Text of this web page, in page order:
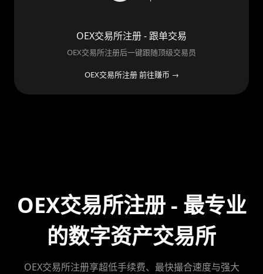
OEX交易所注册 - 跟单交易
OEX交易所注册后一键跟随顶级交易员
OEX交易所注册 前往赚币 →
OEX交易所注册 - 最专业
的数字资产交易所
OEX交易所注册享超低手续费、最快撮合速度与强大